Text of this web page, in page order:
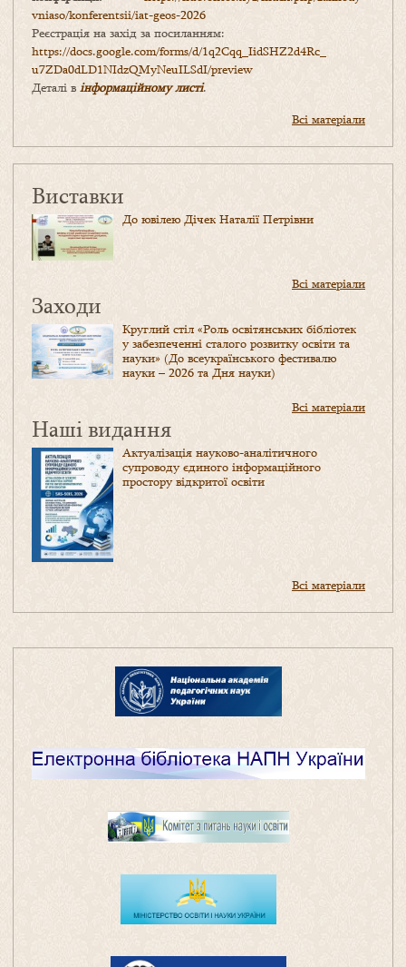
vniaso/konferentsii/iat-geos-2026
Реєстрація на захід за посиланням:
https://docs.google.com/forms/d/1q2Cqq_IidSHZ2d4Rc_
u7ZDa0dLD1NIdzQMyNeuILSdI/preview
Деталі в інформаційному листі.
Всі матеріали
Виставки
До ювілею Дічек Наталії Петрівни
Всі матеріали
Заходи
Круглий стіл «Роль освітянських бібліотек
у забезпеченні сталого розвитку освіти та
науки» (До всеукраїнського фестивалю
науки – 2026 та Дня науки)
Всі матеріали
Наші видання
Актуалізація науково-аналітичного
супроводу єдиного інформаційного
простору відкритої освіти
Всі матеріали